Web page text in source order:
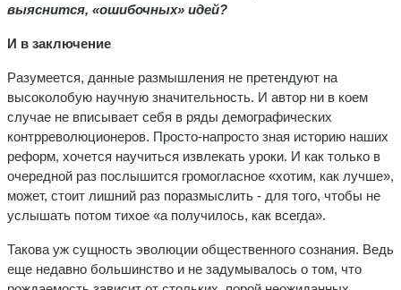
выяснится, «ошибочных» идей?
И в заключение
Разумеется, данные размышления не претендуют на
высоколобую научную значительность. И автор ни в коем
случае не вписывает себя в ряды демографических
контрреволюционеров. Просто-напросто зная историю наших
реформ, хочется научиться извлекать уроки. И как только в
очередной раз послышится громогласное «хотим, как лучше»,
может, стоит лишний раз поразмыслить - для того, чтобы не
услышать потом тихое «а получилось, как всегда».
Такова уж сущность эволюции общественного сознания. Ведь
еще недавно большинство и не задумывалось о том, что